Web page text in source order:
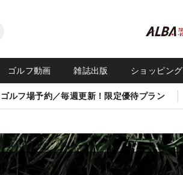
ゴルフ動画 雑誌出版 ショッピング
ゴルフ場予約／毎週更新！限定優待プラン